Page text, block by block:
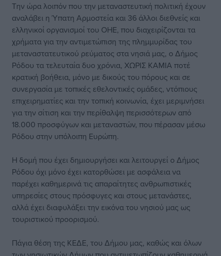
Την ώρα λοιπόν που την μεταναστευτική πολιτική έχουν
αναλάβει η Ύπατη Αρμοστεία και 36 άλλοι διεθνείς και
ελληνικοί οργανισμοί του ΟΗΕ, που διαχειρίζονται τα
χρήματα για την αντιμετώπιση της πλημμυρίδας του
μεταναστατευτικού ρεύματος στα νησιά μας, ο Δήμος
Ρόδου τα τελευταία δυο χρόνια, ΧΩΡΙΣ ΚΑΜΙΑ ποτέ
κρατική βοήθεια, μόνο με δικούς του πόρους και σε
συνεργασία με τοπικές εθελοντικές ομάδες, ντόπιους
επιχειρηματίες και την τοπική κοινωνία, έχει μεριμνήσει
για την σίτιση και την περίθαλψη περισσότερων από
18.000 προσφύγων και μεταναστών, που πέρασαν μέσω
Ρόδου στην υπόλοιπη Ευρώπη.
Η δομή που έχει δημιουργήσει και λειτουργεί ο Δήμος
Ρόδου όχι μόνο έχει κατορθώσει με ασφάλεια να
παρέχει καθημερινά τις απαραίτητες ανθρωπιστικές
υπηρεσίες στους πρόσφυγες και στους μετανάστες,
αλλά έχει διαφυλάξει την εικόνα του νησιού μας ως
τουριστικού προορισμού.
Πάγια θέση της ΚΕΔΕ, του Δήμου μας, καθώς και όλων